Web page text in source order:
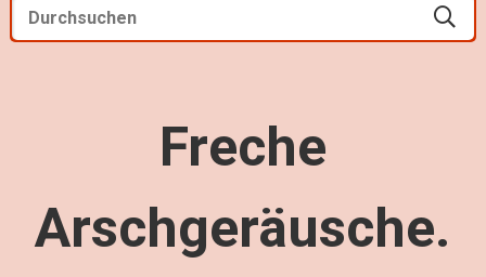
Freche
Arschgeräusche.